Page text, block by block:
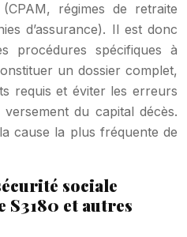
régimes de retraite
d’assurance). Il est donc
procédures spécifiques à
un dossier complet,
requis et éviter les erreurs
du capital décès.
cause la plus fréquente de
sociale
et autres